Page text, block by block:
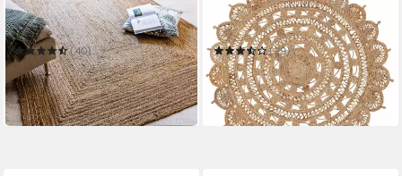
Teppich Salo
Mehrere Größen
(40)
ab 24,99 € UVP49,99 €
-50%
in 2-3 Werktagen bei dir
Teppich Cate Juteteppich
Naturfaser
(29)
ab 69,99 € UVP89,99 €
-22%
in 3-4 Werktagen bei dir